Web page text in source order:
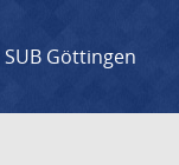
Göttingen